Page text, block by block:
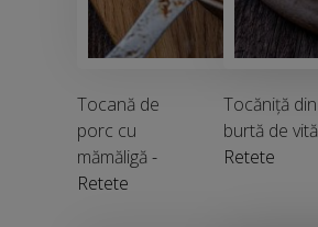
Tocană de
porc cu
mămăligă -
Retete
Tocăniță din
burtă de vită
Retete